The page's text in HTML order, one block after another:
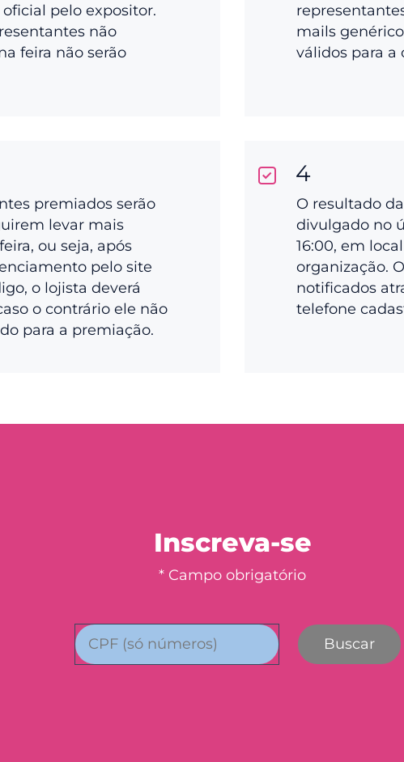
pelo expositor.
não
feira não serão
mails
válidos para a
premiados serão
levar mais
ou seja, após
pelo site
o lojista deverá
o contrário ele não
para a premiação.
4
O resultado
divulgado no
16:00, em
organização.
notificados
telefone
Inscreva-se
* Campo obrigatório
Buscar